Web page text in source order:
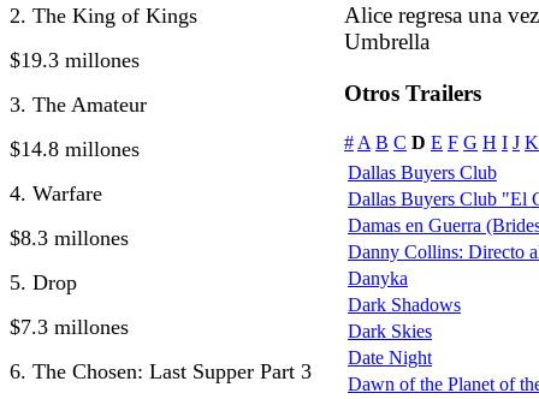
2. The King of Kings
$19.3 millones
3. The Amateur
$14.8 millones
4. Warfare
$8.3 millones
5. Drop
$7.3 millones
6. The Chosen: Last Supper Part 3
Alice regresa una
Umbrella
Otros Trailers
# A B C D E F G H I J K
Dallas Buyers Club
Dallas Buyers Club "El
Damas en Guerra
Danny Collins: Directo
Danyka
Dark Shadows
Dark Skies
Date Night
Dawn of the Planet of